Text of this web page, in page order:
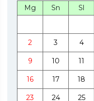
Mg Sn Sl
2 3 4
9 10 11
16 17 18
23 24 25